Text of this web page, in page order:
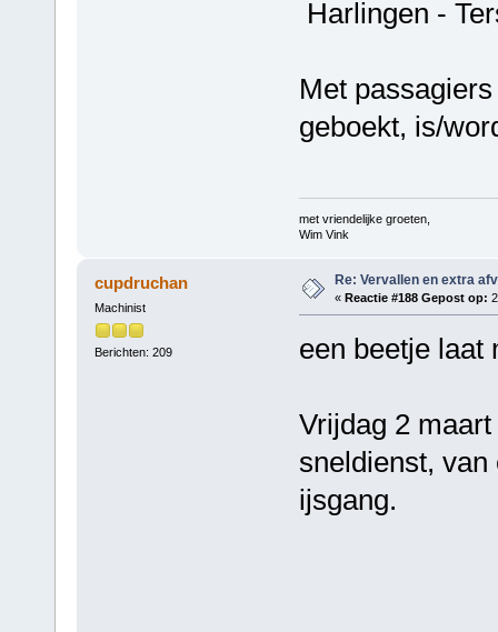
Harlingen -
Met
geboekt, is/
met vriendelijke groeten,
Wim Vink
cupdruchan
Machinist
Berichten: 209
Re: Vervallen en extra
« Reactie #188 Gepost op:
een beetje laat
Vrijdag 2
sneldienst,
ijsgang.